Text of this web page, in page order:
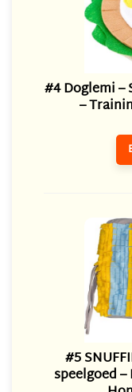
#4 Doglemi –
–
#5
speelgoed